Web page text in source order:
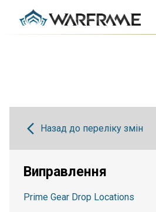
Назад до переліку змін
Виправлення
Prime Gear Drop Locations